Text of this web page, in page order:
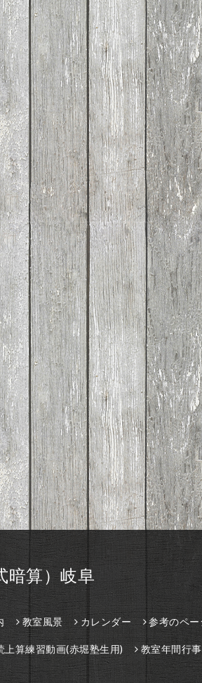
暗算）岐阜
教室風景 カレンダー 参考のペー
上算練習動画(赤堀塾生用) 教室年間行事